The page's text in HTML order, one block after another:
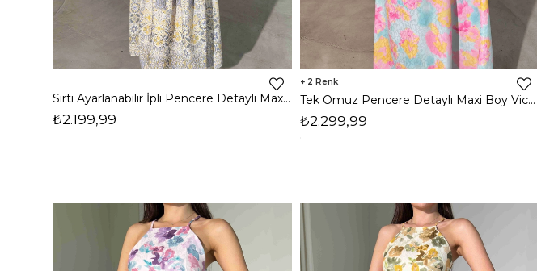
Sırtı Ayarlanabilir İpli Pencere Detaylı Maxi Boy Dandre Kadın Elbise 26Y452
₺2.199,99
2
Tek Omuz Pencere Detaylı Maxi Boy Victo Kadın Elbise 26Y428
₺2.299,99